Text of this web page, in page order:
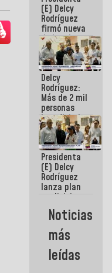
(E) Delcy
Rodríguez
firmó nueva
de Ley de
Arrendamiento
aprobada
por la AN
Delcy
Rodríguez:
Más de 2 mil
personas
beneficiadas
con planes
para
atención de
emergencia
sísmica en
la última
semana
Presidenta
(E) Delcy
Rodríguez
lanza plan
crediticio
con subsidio
a Juntas de
Condominio
Noticias
más
leídas